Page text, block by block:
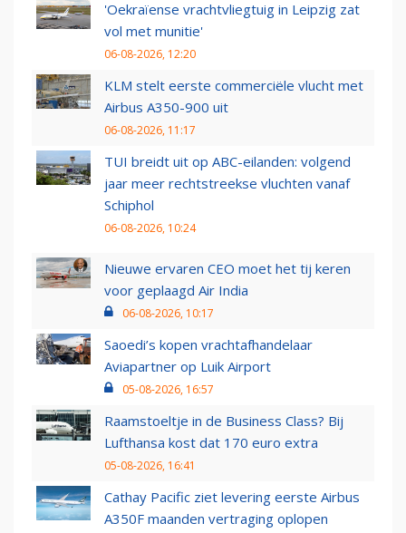
'Oekraïense vrachtvliegtuig in Leipzig zat
vol met munitie'
06-08-2026, 12:20
KLM stelt eerste commerciële vlucht met
Airbus A350-900 uit
06-08-2026, 11:17
TUI breidt uit op ABC-eilanden: volgend
jaar meer rechtstreekse vluchten vanaf
Schiphol
06-08-2026, 10:24
Nieuwe ervaren CEO moet het tij keren
voor geplaagd Air India
06-08-2026, 10:17
Saoedi’s kopen vrachtafhandelaar
Aviapartner op Luik Airport
05-08-2026, 16:57
Raamstoeltje in de Business Class? Bij
Lufthansa kost dat 170 euro extra
05-08-2026, 16:41
Cathay Pacific ziet levering eerste Airbus
A350F maanden vertraging oplopen